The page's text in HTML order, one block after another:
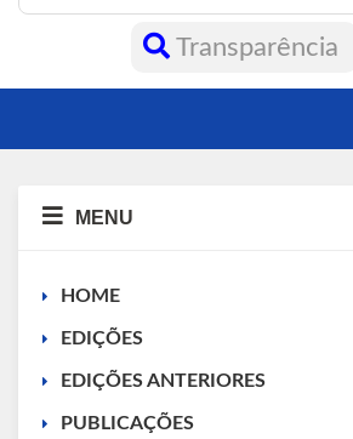
Transparência
MENU
HOME
EDIÇÕES
EDIÇÕES ANTERIORES
PUBLICAÇÕES